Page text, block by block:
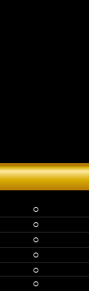
○
○
○
○
○
○